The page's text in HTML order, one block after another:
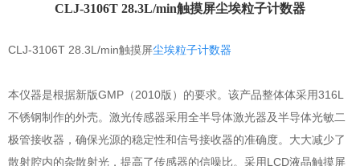
CLJ-3106T 28.3L/min触摸屏尘埃粒子计数器
CLJ-3106T 28.3L/min触摸屏尘埃粒子计数器
本仪器是根据新版GMP（2010版）的要求。该产品整体体采用316L
不锈钢制作的外壳。激光传感器采用全半导体激光器及半导体光敏二
极管接收器，确保光源的稳定性和信号接收器的准确度。大大减少了
散射腔内的杂散射光，提高了传感器的信噪比。采用LCD液晶触摸屏